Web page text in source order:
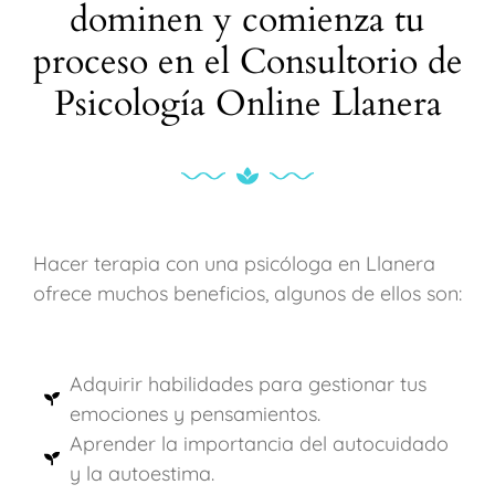
dominen y comienza tu
proceso en el Consultorio de
Psicología Online Llanera
Hacer terapia con una psicóloga en Llanera
ofrece muchos beneficios, algunos de ellos son:
Adquirir habilidades para gestionar tus
emociones y pensamientos.
Aprender la importancia del autocuidado
y la autoestima.